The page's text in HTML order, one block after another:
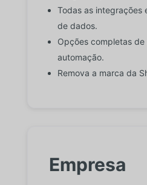
Todas as integrações
de dados.
Opções completas
automação.
Remova a marca da
Empresa